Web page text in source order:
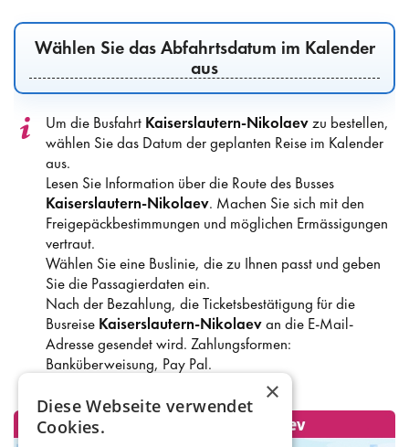
Wählen Sie das Abfahrtsdatum im Kalender
aus
Um die Busfahrt Kaiserslautern-Nikolaevzu bestellen,
wählen Sie das Datum der geplanten Reise im Kalender
aus.
Lesen Sie Information über die Route des Busses
Kaiserslautern-Nikolaev. Machen Sie sich mit den
Freigepäckbestimmungen und möglichen Ermässigungen
vertraut.
Wählen Sie eine Buslinie, die zu Ihnen passt und geben
Sie die Passagierdaten ein.
Nach der Bezahlung, die Ticketsbestätigung für die
Busreise Kaiserslautern-Nikolaevan die E-Mail-
Adresse gesendet wird. Zahlungsformen:
Banküberweisung, Pay Pal.
×
Diese Webseite verwendet
Cookies.